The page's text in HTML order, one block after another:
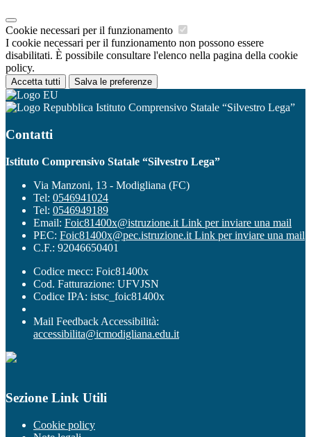
Cookie necessari per il funzionamento
I cookie necessari per il funzionamento non possono essere
disabilitati. È possibile consultare l'elenco nella pagina della cookie
policy.
Accetta tutti Salva le preferenze
Istituto Comprensivo Statale “Silvestro Lega”
Contatti
Istituto Comprensivo Statale “Silvestro Lega”
Via Manzoni, 13 - Modigliana (FC)
Tel: 0546941024
Tel: 0546949189
Email: Foic81400x@istruzione.it Link per inviare una mail
PEC: Foic81400x@pec.istruzione.it Link per inviare una mail
C.F.: 92046650401
Codice mecc: Foic81400x
Cod. Fatturazione: UFVJSN
Codice IPA: istsc_foic81400x
Mail Feedback Accessibilità:
accessibilita@icmodigliana.edu.it
Sezione Link Utili
Cookie policy